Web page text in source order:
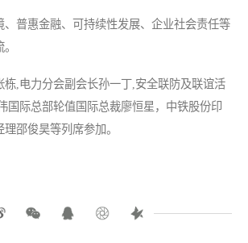
、普惠金融、可持续性发展、企业社会责任等
栋,电力分会副会长孙一丁,安全联防及联谊活
国际总部轮值国际总裁廖恒星，中铁股份印
邵俊昊等列席参加。